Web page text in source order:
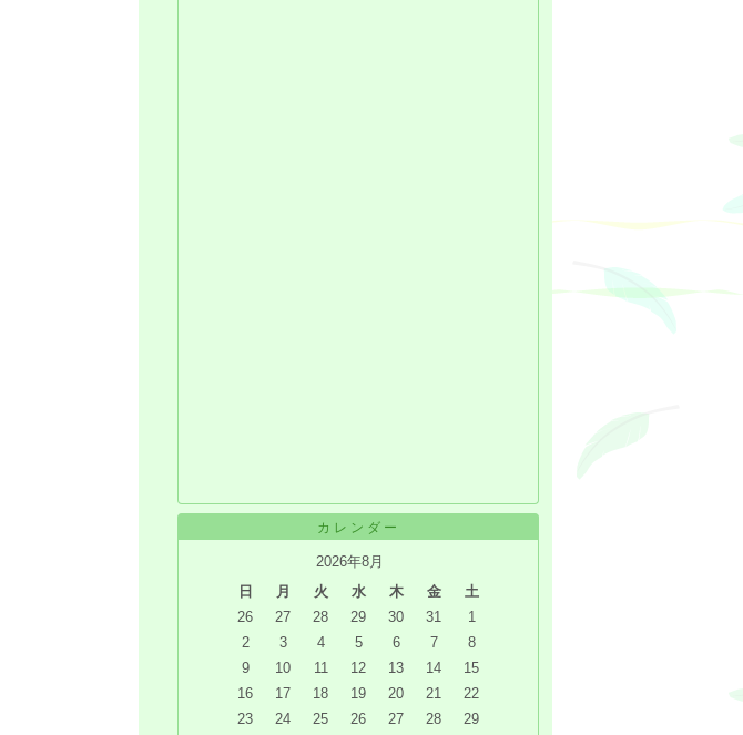
カレンダー
2026年8月
日
月 火 水 木 金
土
26
27 28 29 30 31
1
2
3 4 5 6 7
8
9
10 11 12 13 14
15
16
17 18 19 20 21
22
23
24 25 26 27 28
29